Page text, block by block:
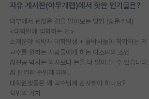
자유 게시판(아무개랩)에서 핫한 인기글은?
외부에서 괜찮은 랩을 알아보는 방법 (장문주의)
<대학원에 입학하는 법>
소재분야 석박사 대학원생 + 물박사들이 착각하는 거
교수를 원하는 사람들에게 하는 아조씨의 조언
AI전공 박사는 의사보다 돈을 더 많이 벌 수 있습니다.
AI 탑컨퍼 순위에 대해..
대학원생들은 왜 교수님께 감사해야 하나요?
학위의 가치